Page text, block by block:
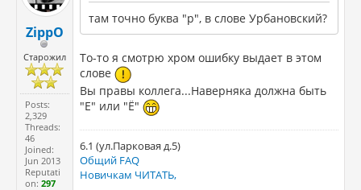
ZippO
Старожил
Posts:
2,329
Threads:
46
Joined:
Jun 2013
Reputati
on:297
там точно буква "р", в слове Урбановский?
То-то я смотрю хром ошибку выдает в этом
слове
Вы правы коллега...Наверняка должна быть
"Е" или "Ё"
6.1 (ул.Парковая д.5)
Общий FAQ
Новичкам ЧИТАТЬ,